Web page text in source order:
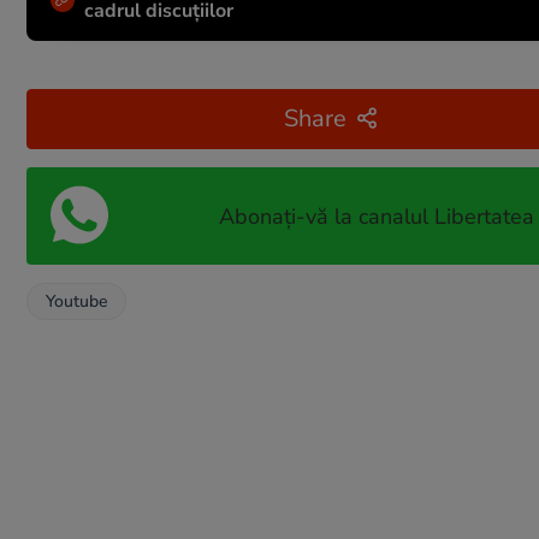
cadrul discuțiilor
Share
Abonați-vă la canalul
Youtube